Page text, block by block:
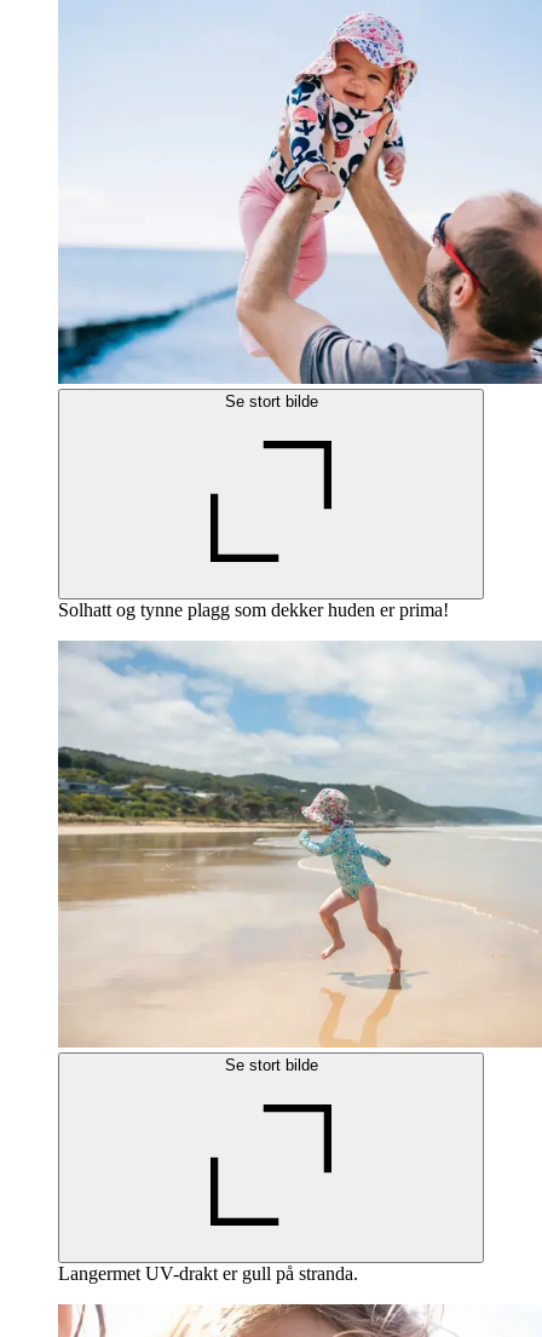
Se stort bilde
Solhatt og tynne plagg som dekker huden er prima!
Se stort bilde
Langermet UV-drakt er gull på stranda.